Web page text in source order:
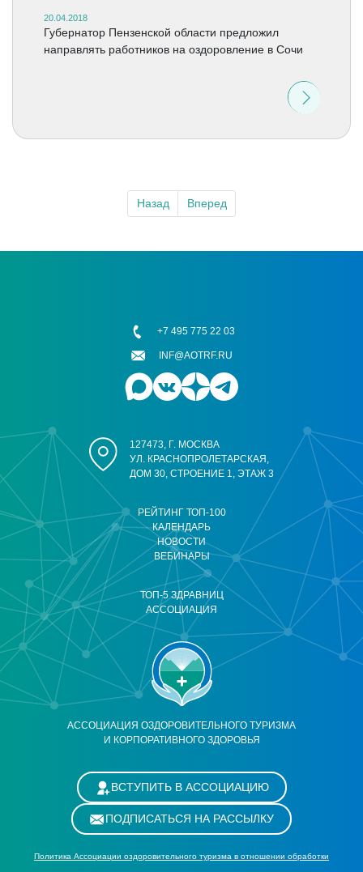
20.04.2018
Губернатор Пензенской области предложил
направлять работников на оздоровление в Сочи
Назад Вперед
АССОЦИАЦИЯ ОЗДОРОВИТЕЛЬНОГО ТУРИЗМА
И КОРПОРАТИВНОГО ЗДОРОВЬЯ
РЕЙТИНГ ТОП-100
КАЛЕНДАРЬ
НОВОСТИ
ВЕБИНАРЫ
ТОП-5 ЗДРАВНИЦ
АССОЦИАЦИЯ
127473, Г. МОСКВА
УЛ. КРАСНОПРОЛЕТАРСКАЯ,
ДОМ 30, СТРОЕНИЕ 1, ЭТАЖ 3
+7 495 775 22 03
INF@AOTRF.RU
ВСТУПИТЬ В АССОЦИАЦИЮ
ПОДПИСАТЬСЯ НА РАССЫЛКУ
Политика Ассоциации оздоровительного туризма в отношении обработки